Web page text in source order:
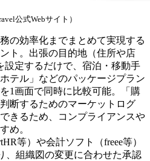
公式Webサイト）
の効率化までまとめて実現する
ト。出張の目的地（住所や店
設定するだけで、宿泊・移動手
テル」などのパッケージプラン
1画面で同時に比較可能。「購
断するためのマーケットログ
きるため、コンプライアンスや
め。
等）や会計ソフト（freee等）
、組織図の変更に合わせた承認